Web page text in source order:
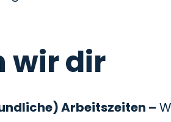
wir dir
Arbeitszeiten –